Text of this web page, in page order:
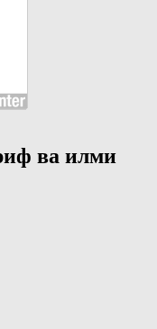
ва илми